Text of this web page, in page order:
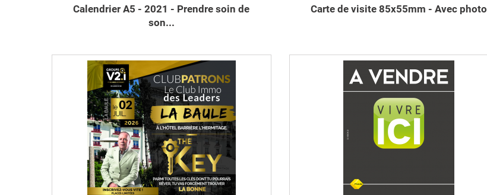
Calendrier A5 - 2021 - Prendre soin de
son...
Carte de visite 85x55mm - Avec photo